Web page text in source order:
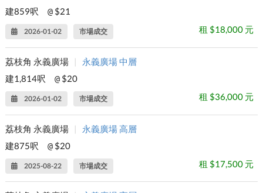
建859呎
@ $21
2026-01-02 市場成交 租 $18,000 元
荔枝角 永義廣場 |
永義廣場 中層
建1,814呎
@ $20
2026-01-02 市場成交 租 $36,000 元
荔枝角 永義廣場 |
永義廣場 高層
建875呎
@ $20
2025-08-22 市場成交 租 $17,500 元